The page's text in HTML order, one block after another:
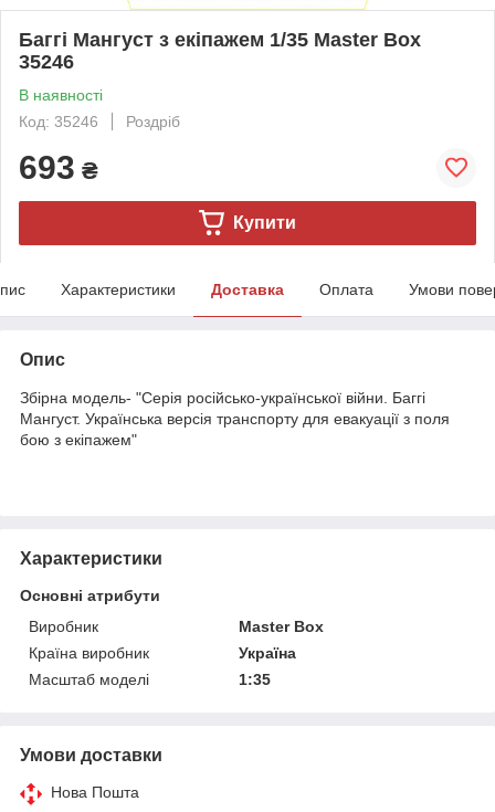
Баггі Мангуст з екіпажем 1/35 Master Box
35246
В наявності
Код: 35246
Роздріб
693 ₴
Купити
Характеристики Доставка Оплата Умови
Опис
Збірна модель- "Серія російсько-української війни. Баггі
Мангуст. Українська версія транспорту для евакуації з поля
бою з екіпажем"
Характеристики
Основні атрибути
Виробник
Master Box
Країна виробник
Україна
Масштаб моделі
1:35
Умови доставки
Нова Пошта